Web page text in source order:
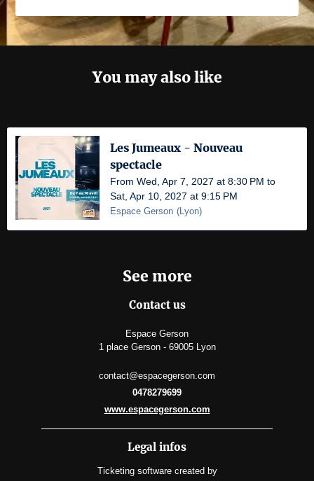
You may also like
Les Jumeaux - Nouveau
spectacle
From Wed, Apr 7, 2027 at 8:30 PM to
Sat, Apr 10, 2027 at 9:15 PM
Espace Gerson (Lyon)
See more
Contact us
Espace Gerson
1 place Gerson - 69005 Lyon
contact@espacegerson.com
0478279699
www.espacegerson.com
Legal infos
Ticketing software created by